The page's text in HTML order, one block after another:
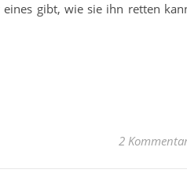
gibt, wie sie ihn retten
2